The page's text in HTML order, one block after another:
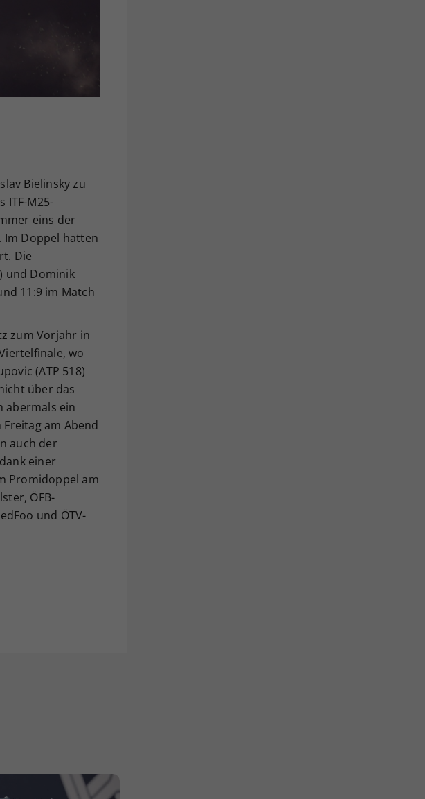
Bielinsky zu
ITF-M25-
eins der
Im Doppel hatten
Die
und Dominik
11:9 im Match
zum Vorjahr in
wo
(ATP 518)
über das
abermals ein
am Abend
auch der
einer
Promidoppel am
ÖFB-
und ÖTV-
falls der
eingestellt hat.